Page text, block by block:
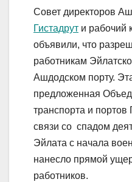
Совет директоров
Гистадрут и рабочий
объявили, что
работникам
Ашдодском порту.
предложенная
транспорта и портов
связи со спадом
Эйлата с начала
нанесло прямой
работников.